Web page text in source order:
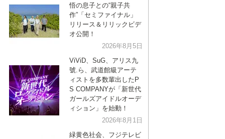
VTuber ディズニー
悟の息子との“親子共
作”「セミファイナル」
リリース＆リリックビデ
オ公開！
2026年8月5日
ViViD、SuG、アリス九
號.ら、武道館級アーテ
ィストを多数輩出したP
S COMPANYが「新世代
ガールズアイドルオーデ
ィション」を始動！
2026年8月1日
緑黄色社会、フジテレビ